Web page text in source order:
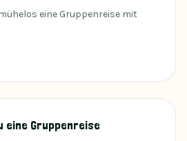
eine Gruppenreise mit
eine Gruppenreise